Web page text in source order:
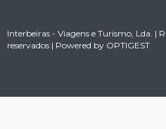
Interbeiras - Viagens e Turismo, Lda. |
reservados | Powered by OPTIGEST